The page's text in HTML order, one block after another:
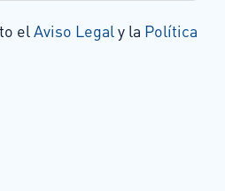
el Aviso Legal y la Política
vacío.